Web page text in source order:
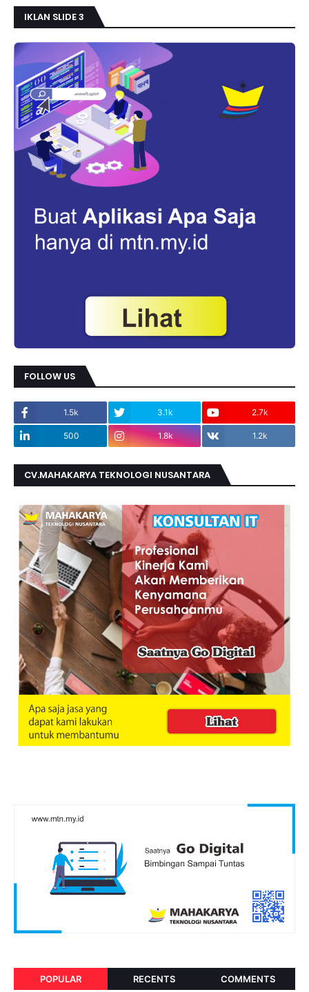
IKLAN SLIDE 3
FOLLOW US
1.5k 3.1k 2.7k
500 1.8k 1.2k
CV.MAHAKARYA TEKNOLOGI NUSANTARA
POPULAR RECENTS COMMENTS